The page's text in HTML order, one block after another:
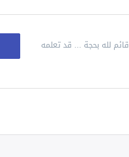
لله بحجة ... قد تعلمه